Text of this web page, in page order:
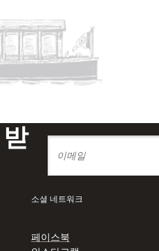
소셜 네트워크
페이스북